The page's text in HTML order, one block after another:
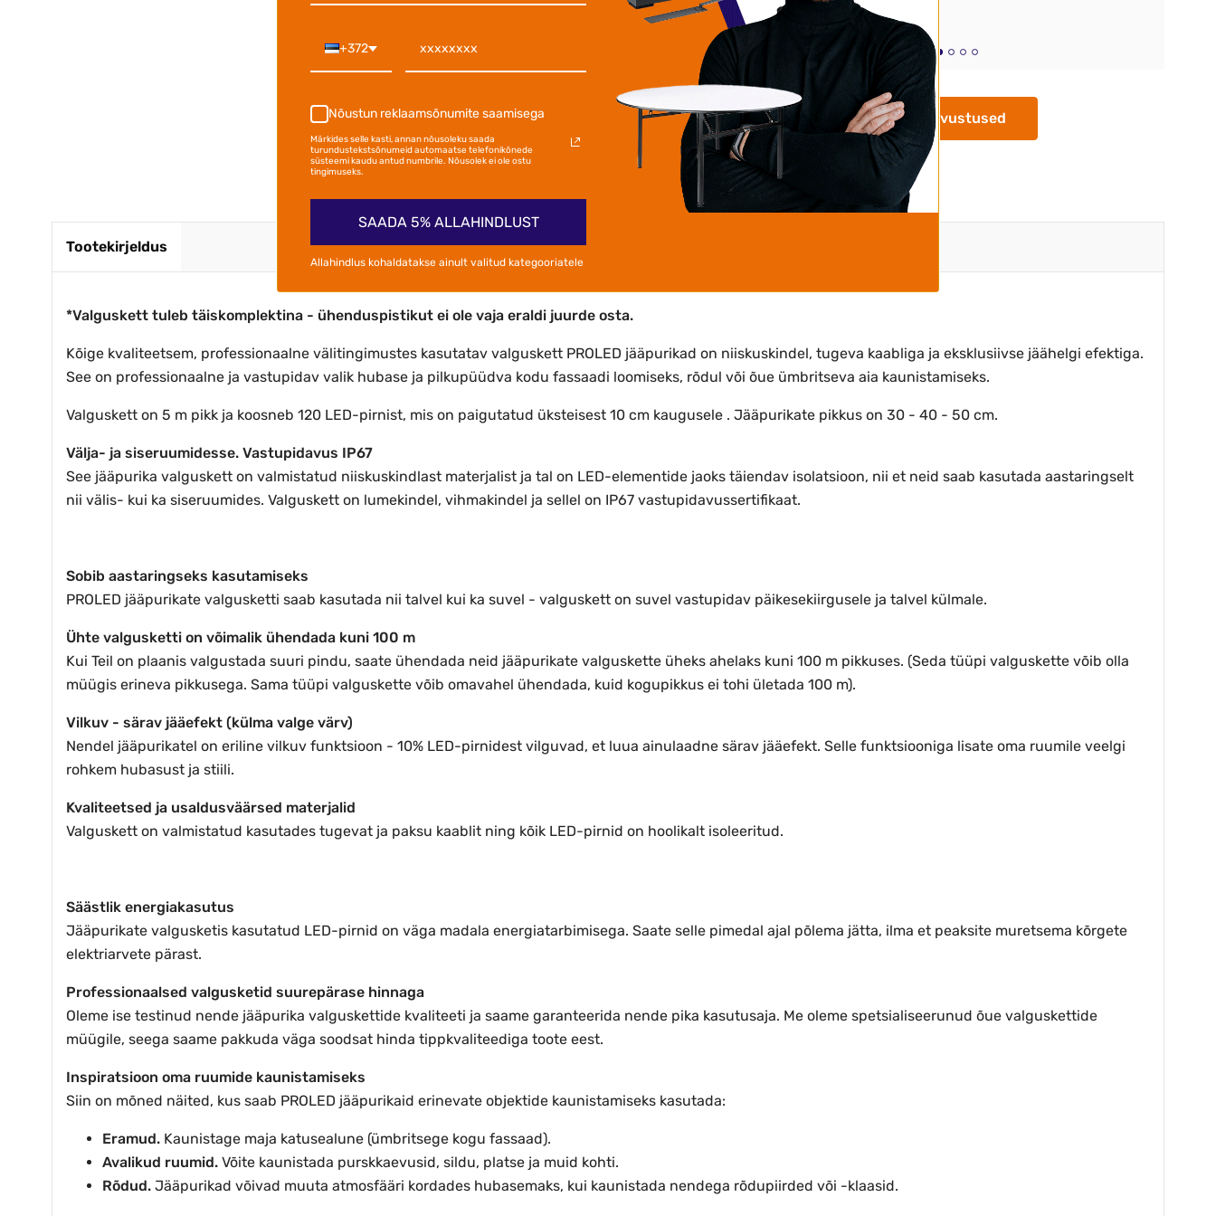
hea hinnaga. Meil on 1 aastaga lakanud täis
Kõik arvustused
Tootekirjeldus
*Valguskett tuleb täiskomplektina - ühenduspistikut ei ole vaja eraldi juurde osta.
Kõige kvaliteetsem, professionaalne välitingimustes kasutatav valguskett PROLED jääpurikad on niiskuskindel, tugeva kaabliga ja eksklusiivse jäähelgi efektiga.
See on professionaalne ja vastupidav valik hubase ja pilkupüüdva kodu fassaadi loomiseks, rõdul või õue ümbritseva aia kaunistamiseks.
Valguskett on 5 m pikk ja koosneb 120 LED-pirnist, mis on paigutatud üksteisest 10 cm kaugusele . Jääpurikate pikkus on 30 - 40 - 50 cm.
Välja- ja siseruumidesse. Vastupidavus IP67
See jääpurika valguskett on valmistatud niiskuskindlast materjalist ja tal on LED-elementide jaoks täiendav isolatsioon, nii et neid saab kasutada aastaringselt
nii välis- kui ka siseruumides. Valguskett on lumekindel, vihmakindel ja sellel on IP67 vastupidavussertifikaat.
Sobib aastaringseks kasutamiseks
PROLED jääpurikate valgusketti saab kasutada nii talvel kui ka suvel - valguskett on suvel vastupidav päikesekiirgusele ja talvel külmale.
Ühte valgusketti on võimalik ühendada kuni 100 m
Kui Teil on plaanis valgustada suuri pindu, saate ühendada neid jääpurikate valguskette üheks ahelaks kuni 100 m pikkuses. (Seda tüüpi valguskette võib olla
müügis erineva pikkusega. Sama tüüpi valguskette võib omavahel ühendada, kuid kogupikkus ei tohi ületada 100 m).
Vilkuv - särav jääefekt (külma valge värv)
Nendel jääpurikatel on eriline vilkuv funktsioon - 10% LED-pirnidest vilguvad, et luua ainulaadne särav jääefekt. Selle funktsiooniga lisate oma ruumile veelgi
rohkem hubasust ja stiili.
Kvaliteetsed ja usaldusväärsed materjalid
Valguskett on valmistatud kasutades tugevat ja paksu kaablit ning kõik LED-pirnid on hoolikalt isoleeritud.
Säästlik energiakasutus
Jääpurikate valgusketis kasutatud LED-pirnid on väga madala energiatarbimisega. Saate selle pimedal ajal põlema jätta, ilma et peaksite muretsema kõrgete
elektriarvete pärast.
Professionaalsed valgusketid suurepärase hinnaga
Oleme ise testinud nende jääpurika valguskettide kvaliteeti ja saame garanteerida nende pika kasutusaja. Me oleme spetsialiseerunud õue valguskettide
müügile, seega saame pakkuda väga soodsat hinda tippkvaliteediga toote eest.
Inspiratsioon oma ruumide kaunistamiseks
Siin on mõned näited, kus saab PROLED jääpurikaid erinevate objektide kaunistamiseks kasutada:
Eramud. Kaunistage maja katusealune (ümbritsege kogu fassaad).
Avalikud ruumid. Võite kaunistada purskkaevusid, sildu, platse ja muid kohti.
Rõdud. Jääpurikad võivad muuta atmosfääri kordades hubasemaks, kui kaunistada nendega rõdupiirded või -klaasid.
+372
Nõustun reklaamsõnumite saamisega
Märkides selle kasti, annan nõusoleku saada
turundustekstsõnumeid automaatse telefonikõnede
süsteemi kaudu antud numbrile. Nõusolek ei ole ostu
tingimuseks.
SAADA 5% ALLAHINDLUST
Allahindlus kohaldatakse ainult valitud kategooriatele